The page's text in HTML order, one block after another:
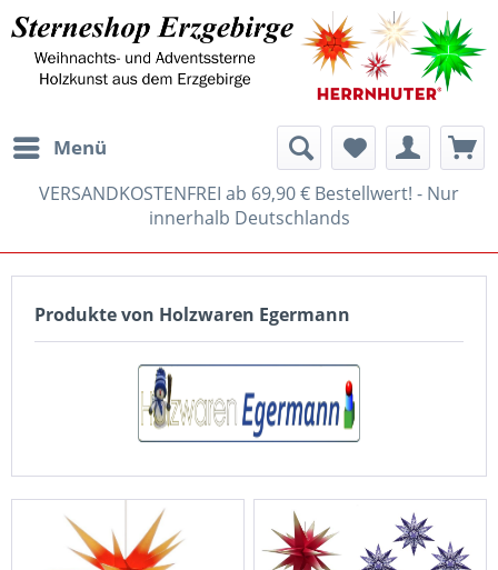
Menü
VERSANDKOSTENFREI ab 69,90 € Bestellwert! - Nur
innerhalb Deutschlands
Produkte von Holzwaren Egermann